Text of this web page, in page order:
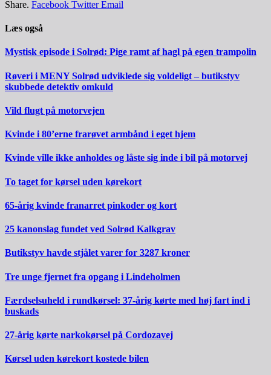
Share. Facebook Twitter Email
Læs også
Mystisk episode i Solrød: Pige ramt af hagl på egen trampolin
Røveri i MENY Solrød udviklede sig voldeligt – butikstyv
skubbede detektiv omkuld
Vild flugt på motorvejen
Kvinde i 80’erne frarøvet armbånd i eget hjem
Kvinde ville ikke anholdes og låste sig inde i bil på motorvej
To taget for kørsel uden kørekort
65-årig kvinde franarret pinkoder og kort
25 kanonslag fundet ved Solrød Kalkgrav
Butikstyv havde stjålet varer for 3287 kroner
Tre unge fjernet fra opgang i Lindeholmen
Færdselsuheld i rundkørsel: 37-årig kørte med høj fart ind i
buskads
27-årig kørte narkokørsel på Cordozavej
Kørsel uden kørekort kostede bilen